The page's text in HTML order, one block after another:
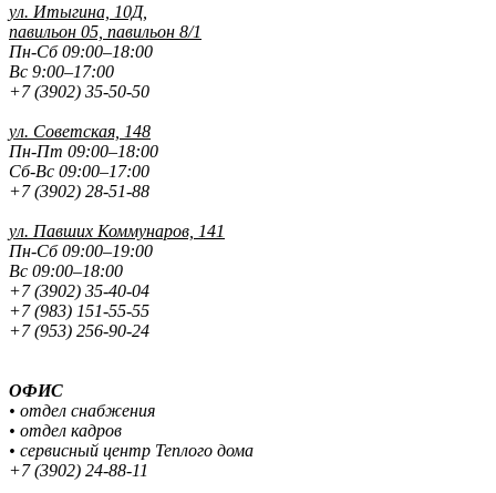
ул. Итыгина, 10Д,
павильон 05, павильон 8/1
Пн-Сб 09:00–18:00
Вс 9:00–17:00
+7 (3902) 35-50-50
ул. Советская, 148
Пн-Пт 09:00–18:00
Сб-Вс 09:00–17:00
+7 (3902) 28-51-88
ул. Павших Коммунаров, 141
Пн-Сб 09:00–19:00
Вс 09:00–18:00
+7 (3902) 35-40-04
+7 (983) 151-55-55
+7 (953) 256-90-24
ОФИС
• отдел снабжения
• отдел кадров
• сервисный центр Теплого дома
+7 (3902) 24-88-11